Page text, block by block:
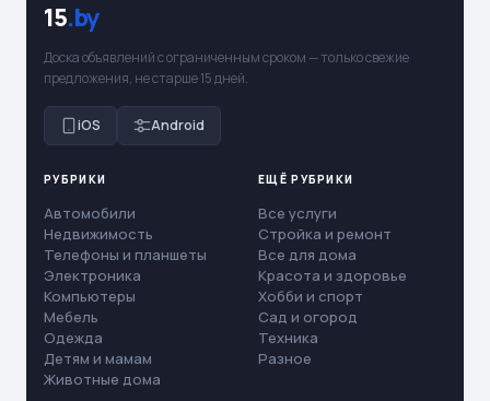
15.by
Доска объявлений с ограниченным сроком — только свежие
предложения, не старше 15 дней.
iOS Android
РУБРИКИ
Автомобили
Недвижимость
Телефоны и планшеты
Электроника
Компьютеры
Мебель
Одежда
Детям и мамам
Животные дома
ЕЩЁ РУБРИКИ
Все услуги
Стройка и ремонт
Все для дома
Красота и здоровье
Хобби и спорт
Сад и огород
Техника
Разное